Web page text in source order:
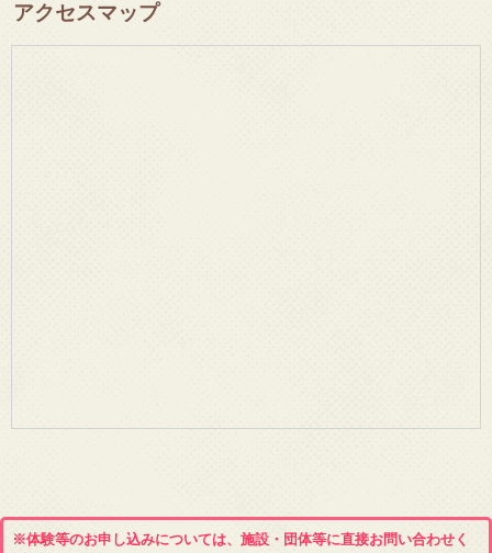
アクセスマップ
※体験等のお申し込みについては、施設・団体等に直接お問い合わせく